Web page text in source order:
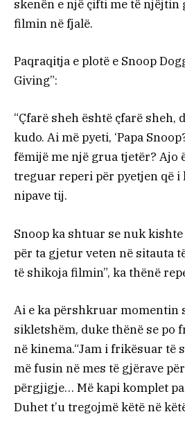
skenën e një çifti me të njëjtin
filmin në fjalë.
Paqraqitja e plotë e Snoop
Giving”:
“Çfarë sheh është çfarë sheh,
kudo. Ai më pyeti, ‘Papa
fëmijë me një grua tjetër? Ajo
treguar reperi për pyetjen që i
nipave tij.
Snoop ka shtuar se nuk
për ta gjetur veten në sitauta
të shikoja filmin”, ka thënë
Ai e ka përshkruar momentin
sikletshëm, duke thënë se po
në kinema.“Jam i frikësuar të
më fusin në mes të gjërave
përgjigje… Më kapi komplet
Duhet t’u tregojmë këtë në